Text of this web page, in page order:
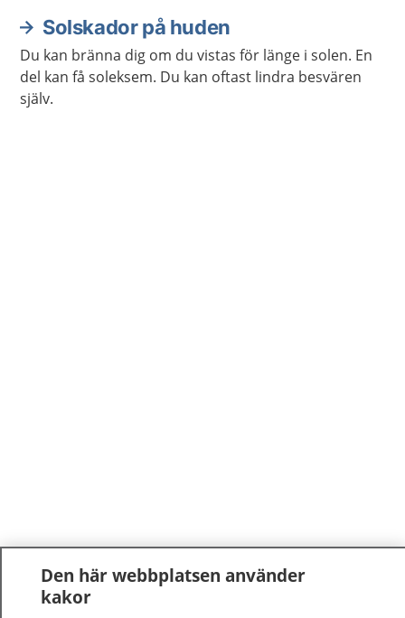
Solskador på huden
Du kan bränna dig om du vistas för länge i solen. En
del kan få soleksem. Du kan oftast lindra besvären
själv.
Den här webbplatsen använder
kakor